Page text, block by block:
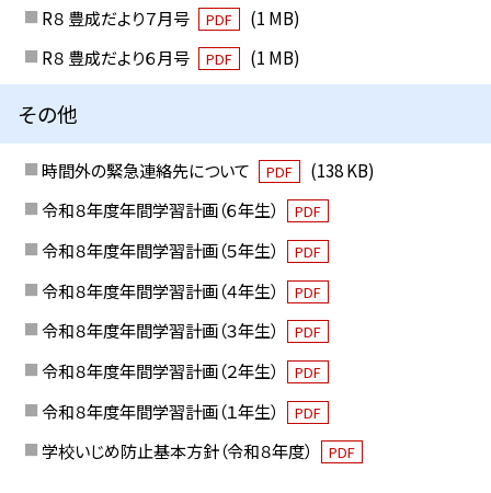
R８ 豊成だより７月号 PDF
(1 MB)
R８ 豊成だより６月号
PDF (1 MB)
その他
時間外の緊急連絡先について PDF
(138 KB)
令和８年度年間学習計画（６年生）
PDF
令和８年度年間学習計画（５年生） PDF
令和８年度年間学習計画（４年生） PDF
令和８年度年間学習計画（３年生） PDF
令和８年度年間学習計画（２年生） PDF
令和８年度年間学習計画（１年生） PDF
学校いじめ防止基本方針（令和８年度） PDF